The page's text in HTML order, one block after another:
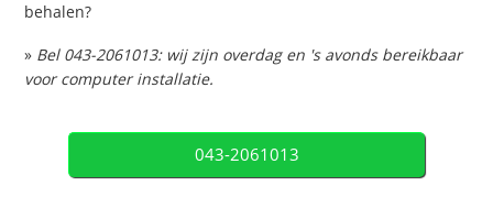
behalen?
» Bel 043-2061013: wij zijn overdag en 's avonds bereikbaar
voor computer installatie.
043-2061013